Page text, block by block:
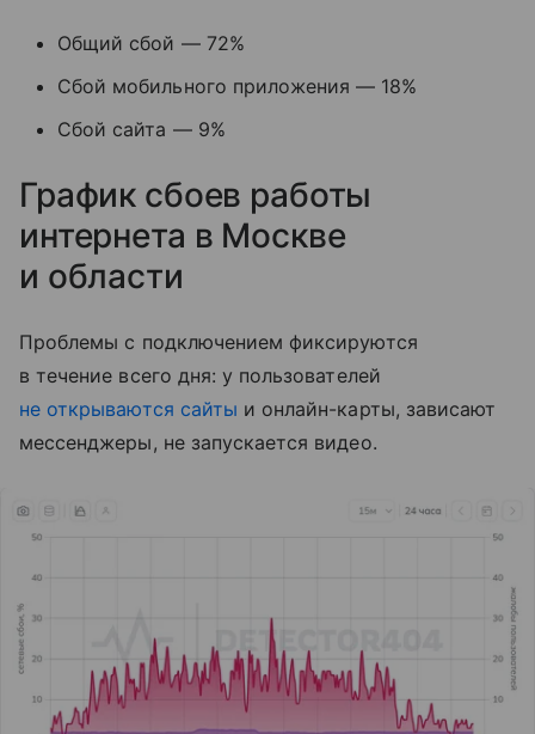
Общий сбой — 72%
Сбой мобильного приложения — 18%
Сбой сайта — 9%
График сбоев работы
интернета в Москве
и области
Проблемы с подключением фиксируются
в течение всего дня: у пользователей
не открываются сайты и онлайн-карты, зависают
мессенджеры, не запускается видео.